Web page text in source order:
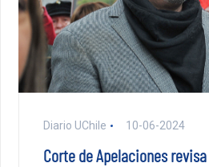
Diario UChile 10-06-2024
Corte de Apelaciones